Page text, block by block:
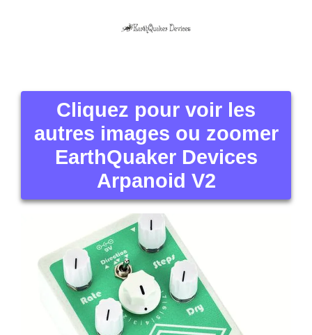
Cliquez pour voir les
autres images ou zoomer
EarthQuaker Devices
Arpanoid V2